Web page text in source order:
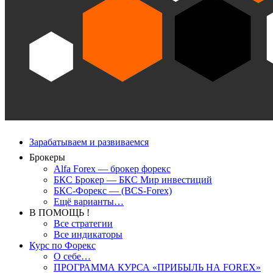
Зарабатываем и развиваемся
Брокеры
Alfa Forex — брокер форекс
БКС Брокер — БКС Мир инвестиций
БКС-Форекс — (BCS-Forex)
Ещё варианты…
В ПОМОЩЬ !
Все стратегии
Все индикаторы
Курс по Форекс
О себе…
ПРОГРАММА КУРСА «ПРИБЫЛЬ НА FOREX»